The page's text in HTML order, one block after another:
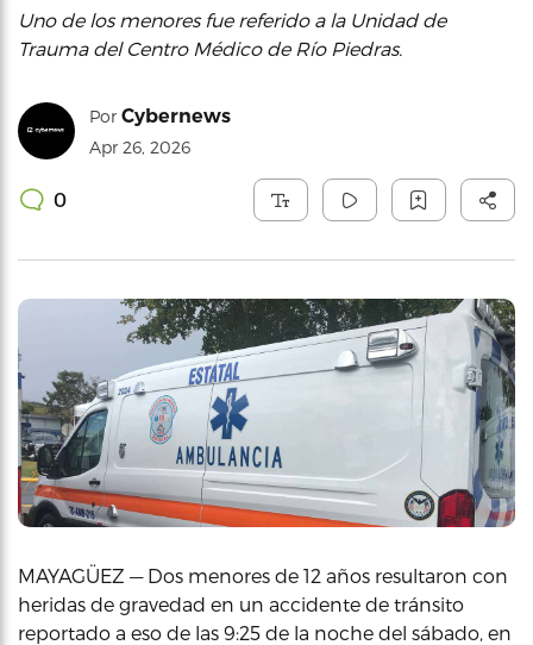
Uno de los menores fue referido a la Unidad de
Trauma del Centro Médico de Río Piedras.
Por Cybernews
Apr 26, 2026
0
MAYAGÜEZ — Dos menores de 12 años resultaron con
heridas de gravedad en un accidente de tránsito
reportado a eso de las 9:25 de la noche del sábado, en